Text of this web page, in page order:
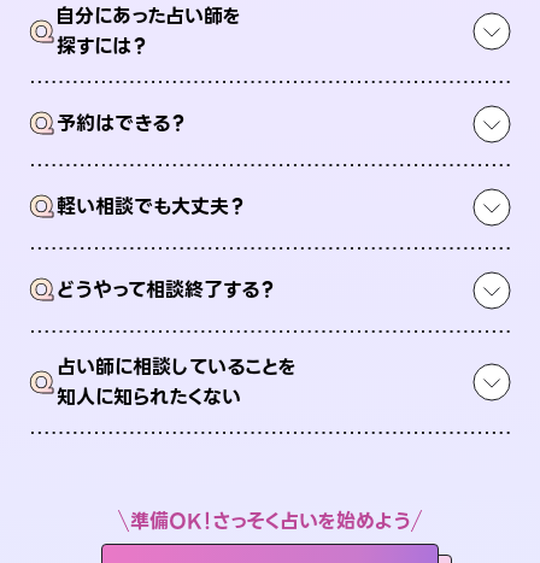
Q自分にあった占い師を
探すには？
Q予約はできる？
Q軽い相談でも大丈夫？
Qどうやって相談終了する？
Q占い師に相談していることを
知人に知られたくない
準備OK！さっそく占いを始めよう